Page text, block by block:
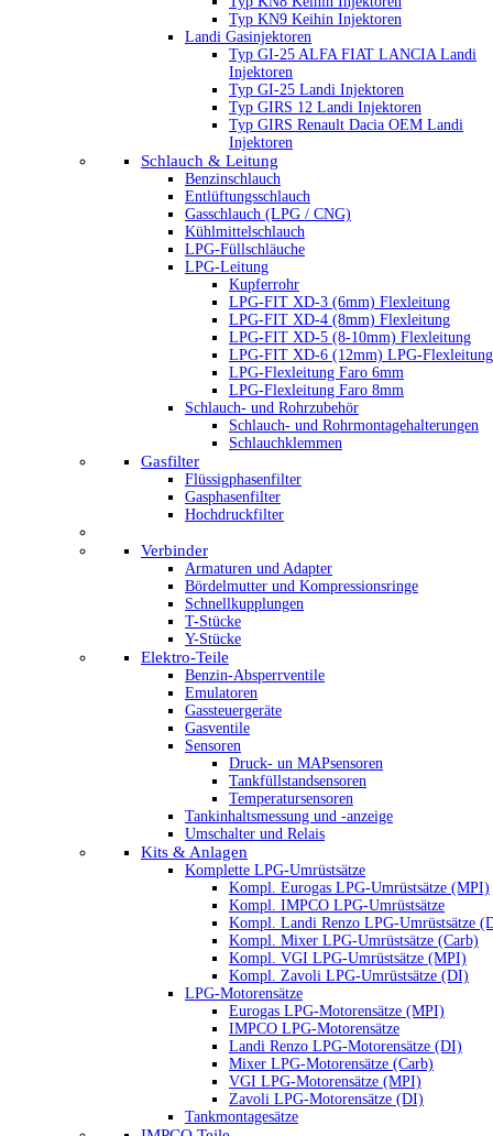
Typ KN9 Keihin Injektoren
Landi Gasinjektoren
Typ GI-25 ALFA FIAT LANCIA Landi
Injektoren
Typ GI-25 Landi Injektoren
Typ GIRS 12 Landi Injektoren
Typ GIRS Renault Dacia OEM Landi
Injektoren
Schlauch & Leitung
Benzinschlauch
Entlüftungsschlauch
Gasschlauch (LPG / CNG)
Kühlmittelschlauch
LPG-Füllschläuche
LPG-Leitung
Kupferrohr
LPG-FIT XD-3 (6mm) Flexleitung
LPG-FIT XD-4 (8mm) Flexleitung
LPG-FIT XD-5 (8-10mm) Flexleitung
LPG-FIT XD-6 (12mm) LPG-Flexleitung
LPG-Flexleitung Faro 6mm
LPG-Flexleitung Faro 8mm
Schlauch- und Rohrzubehör
Schlauch- und Rohrmontagehalterungen
Schlauchklemmen
Gasfilter
Flüssigphasenfilter
Gasphasenfilter
Hochdruckfilter
Verbinder
Armaturen und Adapter
Bördelmutter und Kompressionsringe
Schnellkupplungen
T-Stücke
Y-Stücke
Elektro-Teile
Benzin-Absperrventile
Emulatoren
Gassteuergeräte
Gasventile
Sensoren
Druck- un MAPsensoren
Tankfüllstandsensoren
Temperatursensoren
Tankinhaltsmessung und -anzeige
Umschalter und Relais
Kits & Anlagen
Komplette LPG-Umrüstsätze
Kompl. Eurogas LPG-Umrüstsätze (MPI)
Kompl. IMPCO LPG-Umrüstsätze
Kompl. Landi Renzo LPG-Umrüstsätze
Kompl. Mixer LPG-Umrüstsätze (Carb)
Kompl. VGI LPG-Umrüstsätze (MPI)
Kompl. Zavoli LPG-Umrüstsätze (DI)
LPG-Motorensätze
Eurogas LPG-Motorensätze (MPI)
IMPCO LPG-Motorensätze
Landi Renzo LPG-Motorensätze (DI)
Mixer LPG-Motorensätze (Carb)
VGI LPG-Motorensätze (MPI)
Zavoli LPG-Motorensätze (DI)
Tankmontagesätze